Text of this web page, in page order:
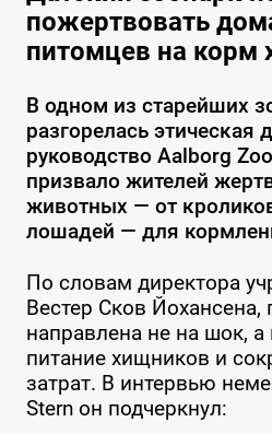
пожертвовать
питомцев на корм
В одном из старейших
разгорелась этическая
руководство Aalborg
призвало жителей
животных — от
лошадей — для
По словам директора
Вестер Сков Йохансена,
направлена не на шок, а
питание хищников и
затрат. В интервью
Stern он подчеркнул: